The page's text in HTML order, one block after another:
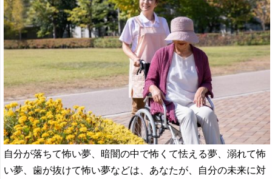
自分が落ちて怖い夢、暗闇の中で怖くて怯える夢、溺れて怖
い夢、歯が抜けて怖い夢などは、あなたが、自分の未来に対